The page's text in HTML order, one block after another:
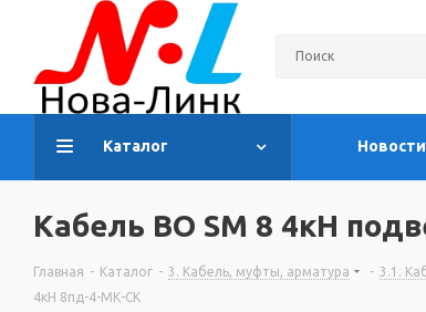
Каталог Новости
Кабель ВО SM 8 4кН
Главная - Каталог - 3. Кабель, муфты, арматура - 3.1.
4кН 8пд-4-МК-СК